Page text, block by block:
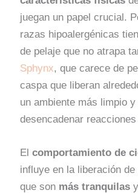
juegan un papel crucial.
razas hipoalergénicas
de pelaje que no atrapa
Sphynx, que carece de
caspa que liberan
un ambiente más limpio
desencadenar
Elcomportamiento de
influye en la liberación
que son más tranquilas